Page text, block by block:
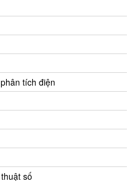
tích điện
số